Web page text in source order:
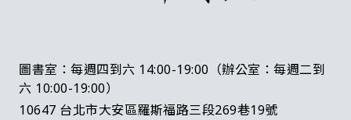
圖書室：每週四到六 14:00-19:00（辦公室：每週二到
六 10:00-19:00）
10647 台北市大安區羅斯福路三段269巷19號